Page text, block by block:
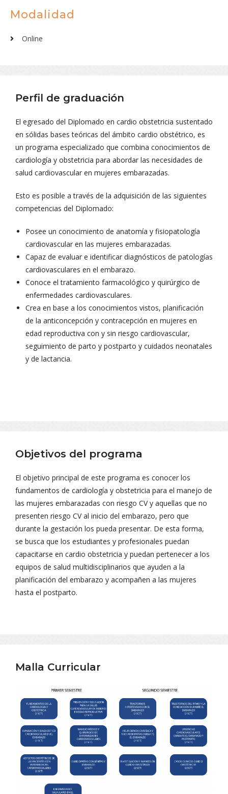
Modalidad
Online
Perfil de graduación
El egresado del Diplomado en cardio obstetricia sustentado
en sólidas bases teóricas del ámbito cardio obstétrico, es
un programa especializado que combina conocimientos de
cardiología y obstetricia para abordar las necesidades de
salud cardiovascular en mujeres embarazadas.
Esto es posible a través de la adquisición de las siguientes
competencias del Diplomado:
Posee un conocimiento de anatomía y fisiopatología
cardiovascular en las mujeres embarazadas.
Capaz de evaluar e identificar diagnósticos de patologías
cardiovasculares en el embarazo.
Conoce el tratamiento farmacológico y quirúrgico de
enfermedades cardiovasculares.
Crea en base a los conocimientos vistos, planificación
de la anticoncepción y contracepción en mujeres en
edad reproductiva con y sin riesgo cardiovascular,
seguimiento de parto y postparto y cuidados neonatales
y de lactancia.
Objetivos del programa
El objetivo principal de este programa es conocer los
fundamentos de cardiología y obstetricia para el manejo de
las mujeres embarazadas con riesgo CV y aquellas que no
presenten riesgo CV al inicio del embarazo, pero que
durante la gestación los pueda presentar. De esta forma,
se busca que los estudiantes y profesionales puedan
capacitarse en cardio obstetricia y puedan pertenecer a los
equipos de salud multidisciplinarios que ayuden a la
planificación del embarazo y acompañen a las mujeres
hasta el postparto.
Malla Curricular